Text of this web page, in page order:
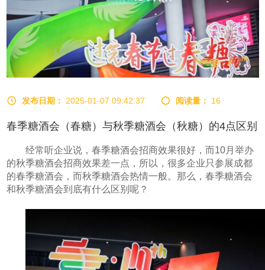
发布日期： 2025-01-07 09:42:37 阅读量： 16
春季糖酒会（春糖）与秋季糖酒会（秋糖）的4点区别
经常听企业说，春季糖酒会招商效果很好，而10月举办
的秋季糖酒会招商效果差一点，所以，很多企业只参展成都
的春季糖酒会，而秋季糖酒会热情一般。 那么，春季糖酒会
和秋季糖酒会到底有什么区别呢？